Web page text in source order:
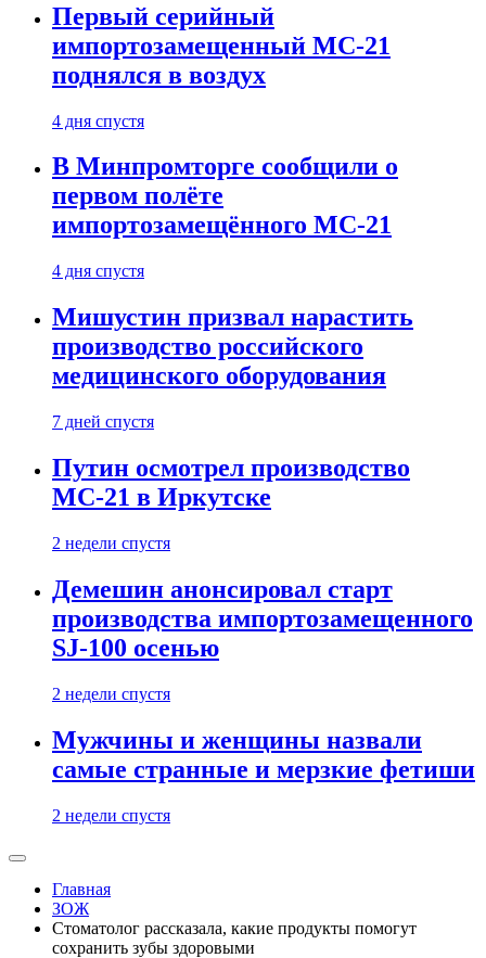
Первый серийный
импортозамещенный МС-21
поднялся в воздух
4 дня спустя
В Минпромторге сообщили о
первом полёте
импортозамещённого МС-21
4 дня спустя
Мишустин призвал нарастить
производство российского
медицинского оборудования
7 дней спустя
Путин осмотрел производство
МС-21 в Иркутске
2 недели спустя
Демешин анонсировал старт
производства импортозамещенного
SJ-100 осенью
2 недели спустя
Мужчины и женщины назвали
самые странные и мерзкие фетиши
2 недели спустя
Главная
ЗОЖ
Стоматолог рассказала, какие продукты помогут
сохранить зубы здоровыми